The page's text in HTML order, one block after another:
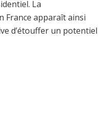
La
France apparaît ainsi
d’étouffer un potentiel